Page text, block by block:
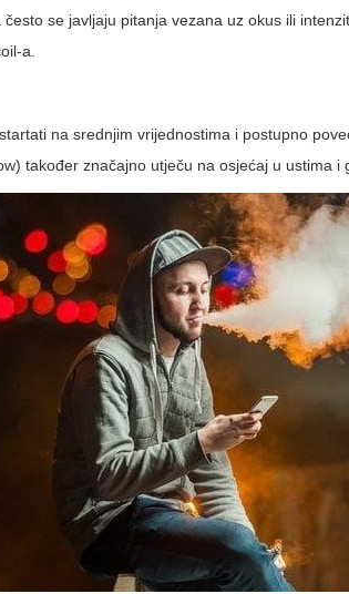
se javljaju pitanja vezana uz okus ili
a.
na srednjim vrijednostima i postupno
također značajno utječu na osjećaj u ustima i